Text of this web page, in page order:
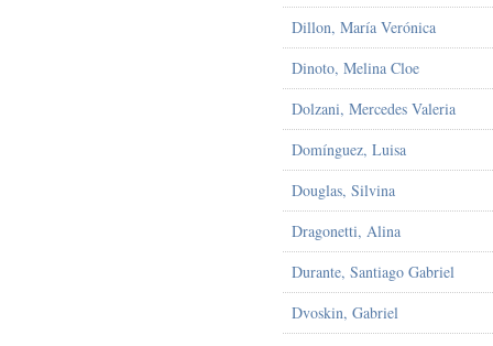
Dillon, María Verónica
Dinoto, Melina Cloe
Dolzani, Mercedes Valeria
Domínguez, Luisa
Douglas, Silvina
Dragonetti, Alina
Durante, Santiago Gabriel
Dvoskin, Gabriel